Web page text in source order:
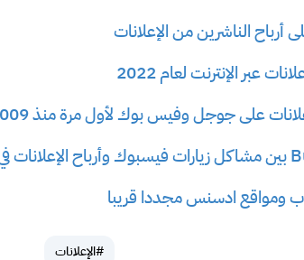
أرباح الناشرين من الإعلانات
عبر الإنترنت لعام 2022
على جوجل وفيس بوك لأول مرة منذ 2009
ومواقع ادسنس مجددا قريبا
#الإعلانات